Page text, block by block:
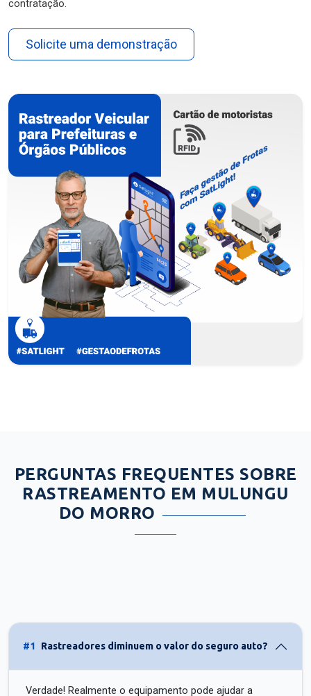
contratação.
Solicite uma demonstração
PERGUNTAS FREQUENTES SOBRE
RASTREAMENTO EM MULUNGU
DO MORRO
#1 Rastreadores diminuem o valor do seguro auto?
Verdade! Realmente o equipamento pode ajudar a